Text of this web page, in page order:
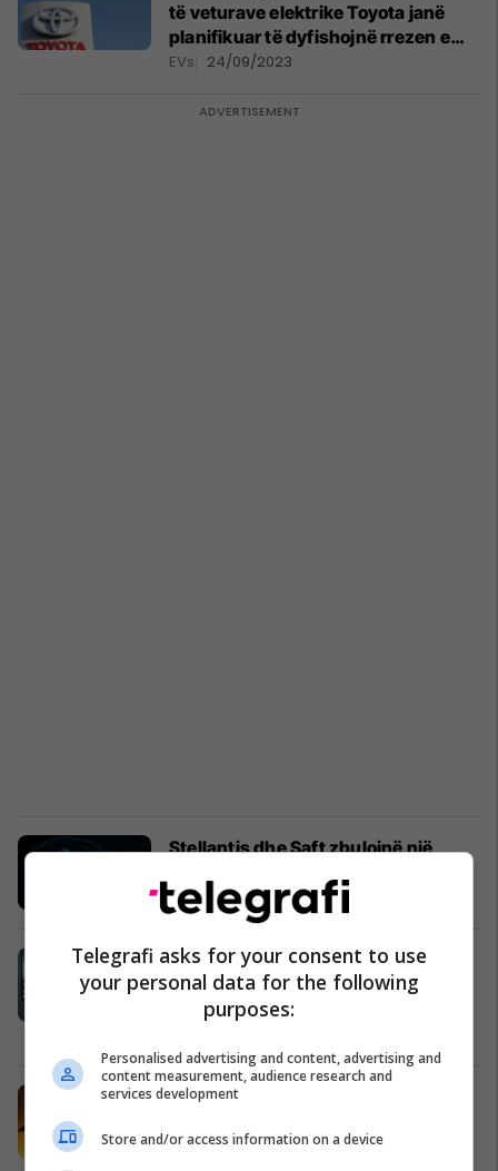
të veturave elektrike Toyota janë
planifikuar të dyfishojnë rrezen e
drejtimit
EVs 24/09/2023
Stellantis dhe Saft zbulojnë një
Auto Lajme 22/07/2023
Android 14 mund të sjellë
funksionin e shëndetit në telefona
dhe tableta
Aehra nënshkruan kontratë me
SUV-në
Telegrafi asks for your consent to use
your personal data for the following
purposes:
Personalised advertising and content, advertising and
content measurement, audience research and
services development
Store and/or access information on a device